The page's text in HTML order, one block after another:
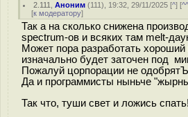
2.111 ,Аноним (111), 19:32, 29/11/2025 [^] [
[к модератору]
Так а на сколько снижена
spectrum-ов и всяких там melt-
Может пора разработать
изначально будет заточен под
Пожалуй цорпорации не
Да и программисты ныньче
Так что, туши свет и ложись